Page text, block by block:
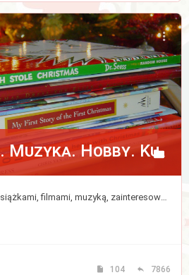
Książki. Filmy. Muzyka. Hobby. Kulinaria.
Wszystko co związane z książkami, filmami, muzyką, zainteresowaniami i kulinariami.
104 7866